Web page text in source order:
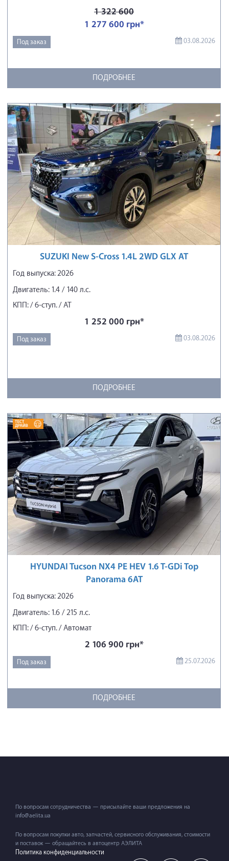
1 322 600
1 277 600 грн*
Под заказ 03.08.2026
ПОДРОБНЕЕ
SUZUKI New S-Cross 1.4L 2WD GLX AT
Год выпуска: 2026
Двигатель: 1.4 / 140 л.с.
КПП: / 6-ступ. / АТ
1 252 000 грн*
Под заказ 03.08.2026
ПОДРОБНЕЕ
HYUNDAI Tucson NX4 PE HEV 1.6 T-GDi Top
Panorama 6AT
Год выпуска: 2026
Двигатель: 1.6 / 215 л.с.
КПП: / 6-ступ. / Автомат
2 106 900 грн*
Под заказ 25.07.2026
ПОДРОБНЕЕ
По вопросам сотрудничества — присылайте ваши предложения на
info@aelita.ua
По вопросам покупки авто, запчастей, сервисного обслуживания, стоимости
и поставок — обращайтесь в автоцентр АЭЛИТА
Политика конфиденциальности